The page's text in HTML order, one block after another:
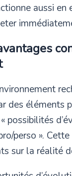
aussi
des éléments
possibilités
perso ». Cette
sur la réalité